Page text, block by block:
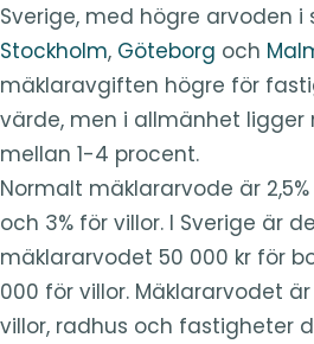
Sverige, med högre arvoden i
Stockholm, Göteborg och
mäklaravgiften högre för
värde, men i allmänhet ligger
mellan 1-4 procent.
Normalt mäklararvode är
och 3% för villor. I Sverige är
mäklararvodet 50 000 kr för
000 för villor. Mäklararvodet
villor, radhus och fastigheter